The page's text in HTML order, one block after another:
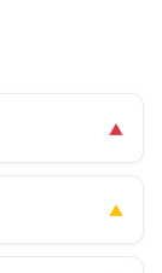
▲
▲